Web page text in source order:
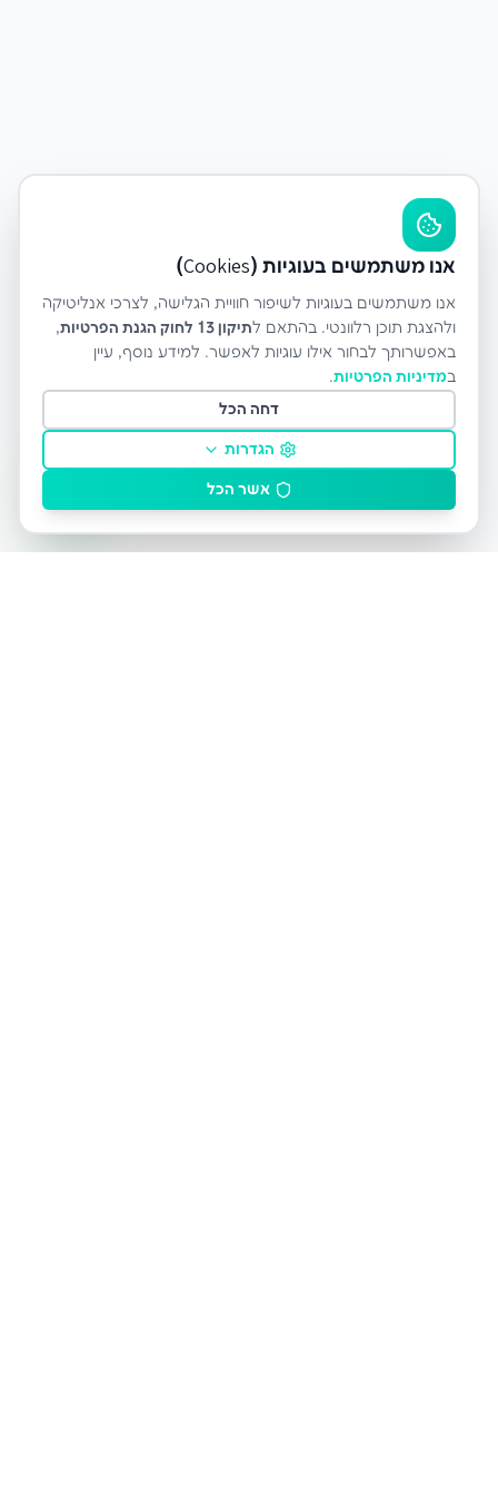
אנו משתמשים בעוגיות (Cookies)
אנו משתמשים בעוגיות לשיפור חוויית הגלישה, לצרכי אנליטיקה
ולהצגת תוכן רלוונטי. בהתאם לתיקון 13 לחוק הגנת הפרטיות
,
באפשרותך לבחור אילו עוגיות לאפשר. למידע נוסף, עיין
במדיניות הפרטיות.
דחה הכל
הגדרות
אשר הכל